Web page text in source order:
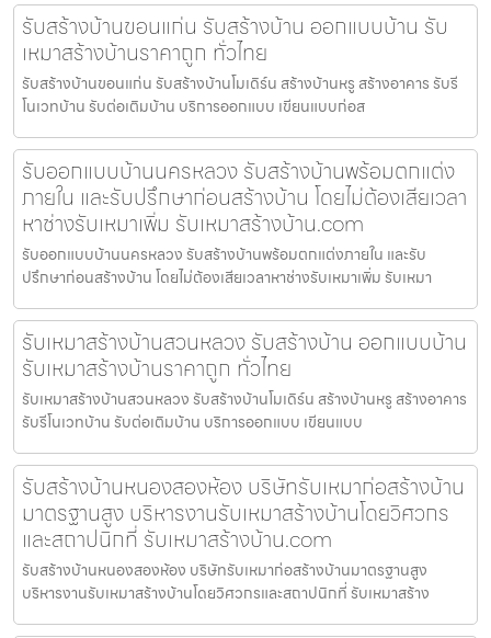
รับสร้างบ้านขอนแก่น รับสร้างบ้าน ออกแบบบ้าน รับ
เหมาสร้างบ้านราคาถูก ทั่วไทย
รับสร้างบ้านขอนแก่น รับสร้างบ้านโมเดิร์น สร้างบ้านหรู สร้างอาคาร รับรี
โนเวทบ้าน รับต่อเติมบ้าน บริการออกแบบ เขียนแบบก่อส
รับออกแบบบ้านนครหลวง รับสร้างบ้านพร้อมตกแต่ง
ภายใน และรับปรึกษาก่อนสร้างบ้าน โดยไม่ต้องเสียเวลา
หาช่างรับเหมาเพิ่ม รับเหมาสร้างบ้าน.com
รับออกแบบบ้านนครหลวง รับสร้างบ้านพร้อมตกแต่งภายใน และรับ
ปรึกษาก่อนสร้างบ้าน โดยไม่ต้องเสียเวลาหาช่างรับเหมาเพิ่ม รับเหมา
รับเหมาสร้างบ้านสวนหลวง รับสร้างบ้าน ออกแบบบ้าน
รับเหมาสร้างบ้านราคาถูก ทั่วไทย
รับเหมาสร้างบ้านสวนหลวง รับสร้างบ้านโมเดิร์น สร้างบ้านหรู สร้างอาคาร
รับรีโนเวทบ้าน รับต่อเติมบ้าน บริการออกแบบ เขียนแบบ
รับสร้างบ้านหนองสองห้อง บริษัทรับเหมาก่อสร้างบ้าน
มาตรฐานสูง บริหารงานรับเหมาสร้างบ้านโดยวิศวกร
และสถาปนิกที่ รับเหมาสร้างบ้าน.com
รับสร้างบ้านหนองสองห้อง บริษัทรับเหมาก่อสร้างบ้านมาตรฐานสูง
บริหารงานรับเหมาสร้างบ้านโดยวิศวกรและสถาปนิกที่ รับเหมาสร้าง